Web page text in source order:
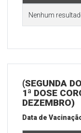
Nenhum
(SEGUNDA
1ª DOSE
DEZEMBRO)
Data de